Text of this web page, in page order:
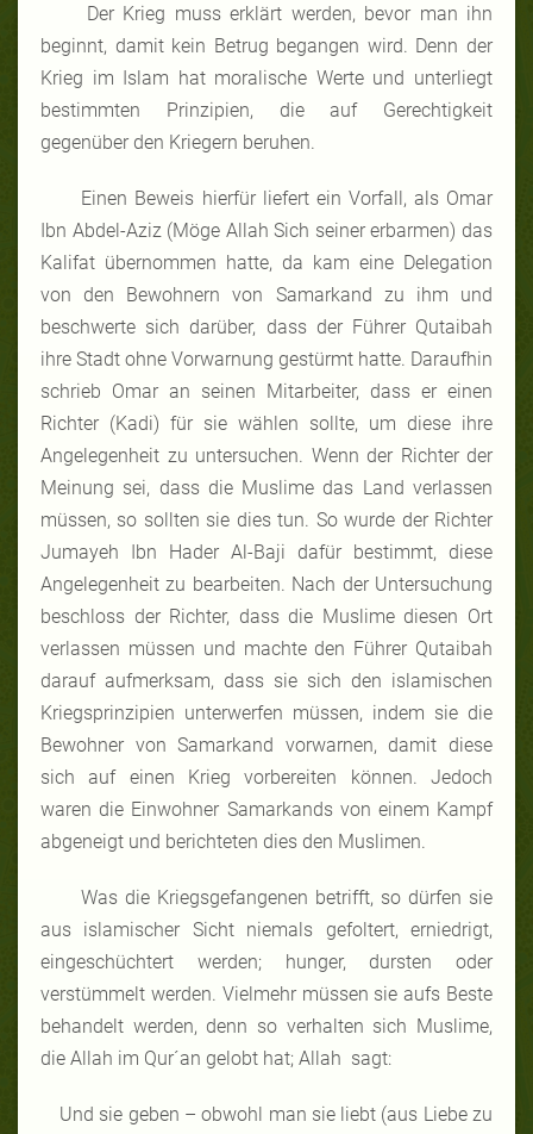
Der Krieg muss erklärt werden, bevor man ihn
beginnt, damit kein Betrug begangen wird. Denn der
Krieg im Islam hat moralische Werte und unterliegt
bestimmten Prinzipien, die auf Gerechtigkeit
gegenüber den Kriegern beruhen.
Einen Beweis hierfür liefert ein Vorfall, als Omar
Ibn Abdel-Aziz (Möge Allah Sich seiner erbarmen) das
Kalifat übernommen hatte, da kam eine Delegation
von den Bewohnern von Samarkand zu ihm und
beschwerte sich darüber, dass der Führer Qutaibah
ihre Stadt ohne Vorwarnung gestürmt hatte. Daraufhin
schrieb Omar an seinen Mitarbeiter, dass er einen
Richter (Kadi) für sie wählen sollte, um diese ihre
Angelegenheit zu untersuchen. Wenn der Richter der
Meinung sei, dass die Muslime das Land verlassen
müssen, so sollten sie dies tun. So wurde der Richter
Jumayeh Ibn Hader Al-Baji dafür bestimmt, diese
Angelegenheit zu bearbeiten. Nach der Untersuchung
beschloss der Richter, dass die Muslime diesen Ort
verlassen müssen und machte den Führer Qutaibah
darauf aufmerksam, dass sie sich den islamischen
Kriegsprinzipien unterwerfen müssen, indem sie die
Bewohner von Samarkand vorwarnen, damit diese
sich auf einen Krieg vorbereiten können. Jedoch
waren die Einwohner Samarkands von einem Kampf
abgeneigt und berichteten dies den Muslimen.
Was die Kriegsgefangenen betrifft, so dürfen sie
aus islamischer Sicht niemals gefoltert, erniedrigt,
eingeschüchtert werden; hunger, dursten oder
verstümmelt werden. Vielmehr müssen sie aufs Beste
behandelt werden, denn so verhalten sich Muslime,
die Allah im Qur´an gelobt hat; Allah sagt:
Und sie geben – obwohl man sie liebt (aus Liebe zu